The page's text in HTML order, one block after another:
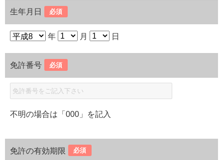
生年月日 必須
年 月 日
免許番号 必須
不明の場合は「000」を記入
免許の有効期限 必須